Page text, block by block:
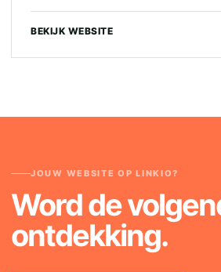
BEKIJK WEBSITE
JOUW WEBSITE OP LINKIO?
Word de
ontdekking.